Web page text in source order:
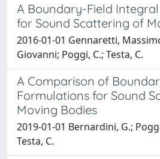
A Boundary-Field
for Sound Scattering of
2016-01-01 Gennaretti,
Giovanni; Poggi, C.; Testa, C.
A Comparison of
Formulations for Sound
Moving Bodies
2019-01-01 Bernardini, G.;
Testa, C.